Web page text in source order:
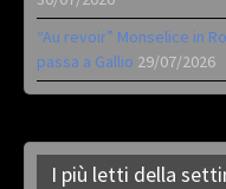
“Au revoir” Monselice in
passa a Gallio 29/07/2026
I più letti della